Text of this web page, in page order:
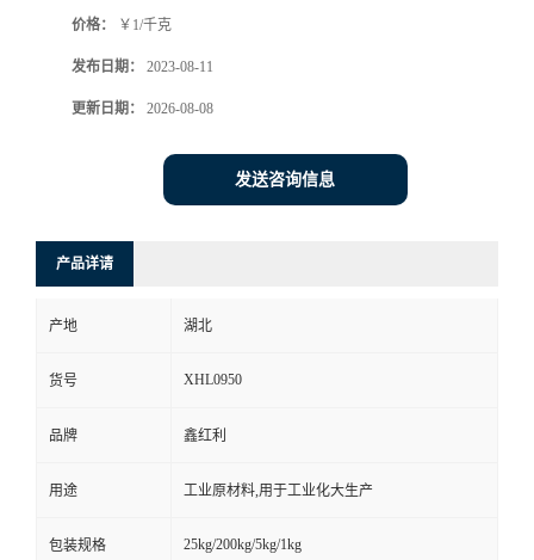
价格： ￥1/千克
发布日期： 2023-08-11
更新日期： 2026-08-08
发送咨询信息
产品详请
产地 湖北
货号 XHL0950
品牌 鑫红利
用途 工业原材料,用于工业化大生产
包装规格 25kg/200kg/5kg/1kg